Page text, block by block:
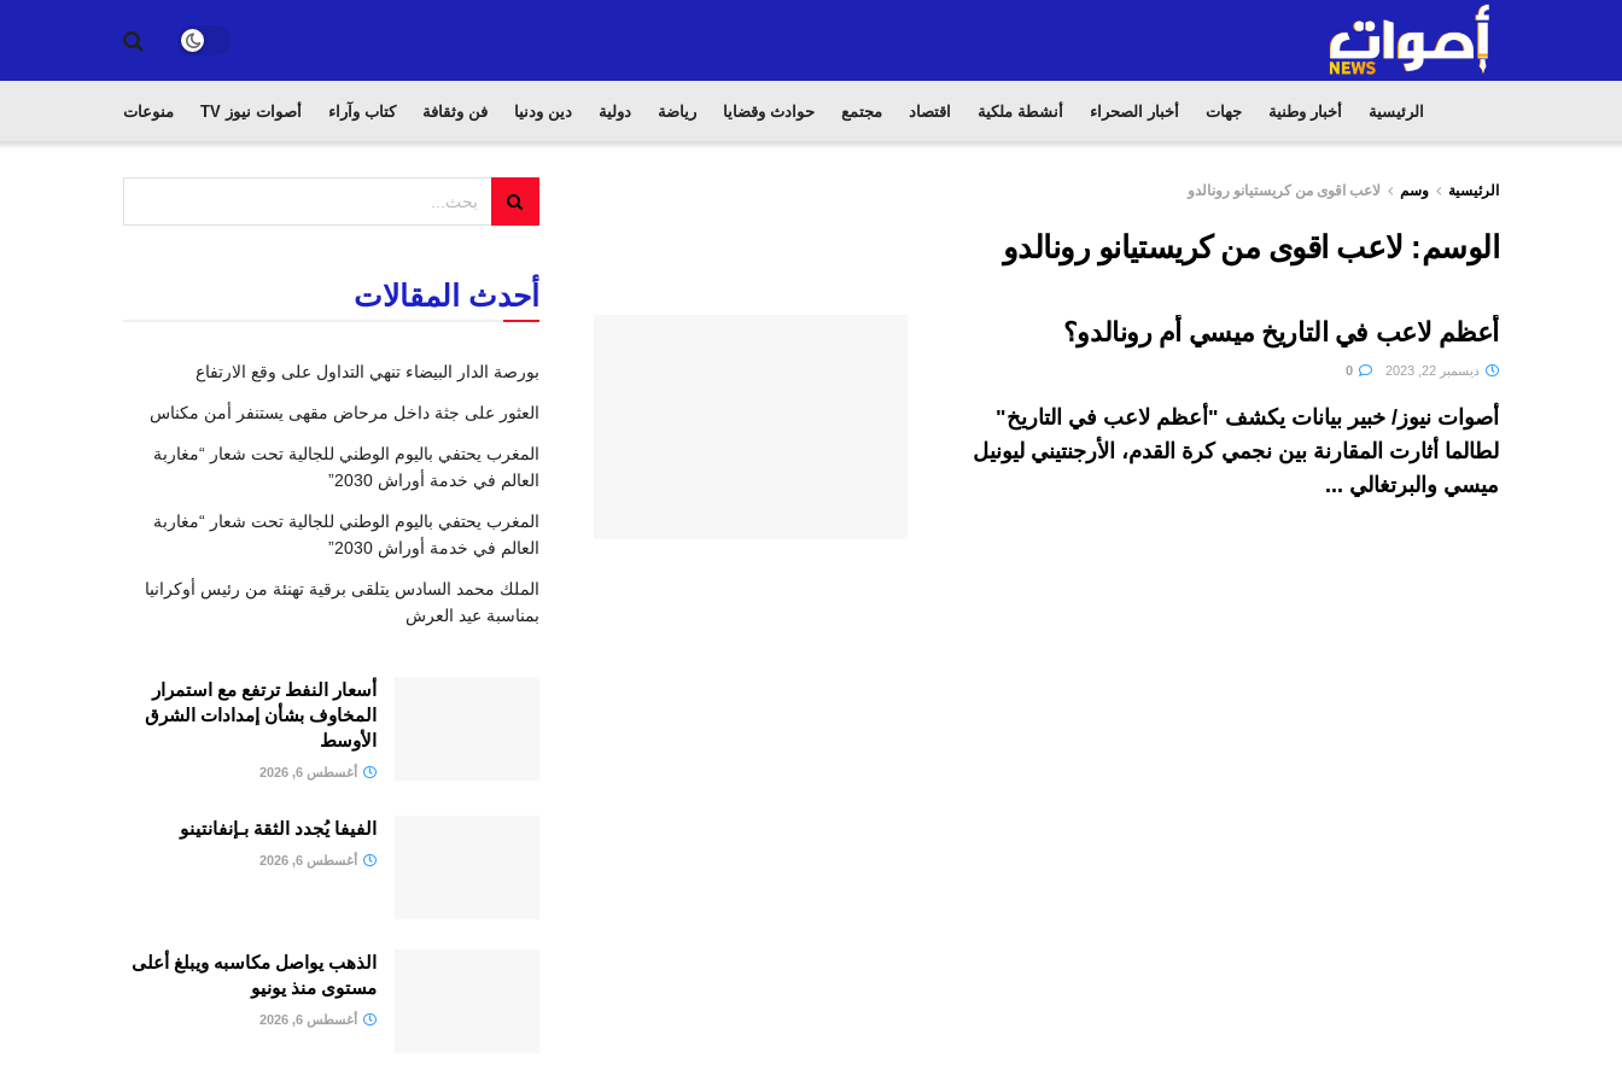
الرئيسية أخبار وطنية جهات أخبار الصحراء أنشطة ملكية اقتصاد مجتمع حوادث وقضايا رياضة دولية دين ودنيا فن وثقافة كتاب وآراء أصوات نيوز TV منوعات
الرئيسية وسم لاعب اقوى من كريستيانو رونالدو
الوسم: لاعب اقوى من كريستيانو رونالدو
أعظم لاعب في التاريخ ميسي أم رونالدو؟
ديسمبر 22, 2023
أصوات نيوز/ خبير بيانات يكشف "أعظم لاعب في التاريخ"
لطالما أثارت المقارنة بين نجمي كرة القدم، الأرجنتيني ليونيل
ميسي والبرتغالي ...
أحدث المقالات
بورصة الدار البيضاء تنهي التداول على وقع الارتفاع
العثور على جثة داخل مرحاض مقهى يستنفر أمن مكناس
المغرب يحتفي باليوم الوطني للجالية تحت شعار “مغاربة
العالم في خدمة أوراش 2030”
المغرب يحتفي باليوم الوطني للجالية تحت شعار “مغاربة
العالم في خدمة أوراش 2030”
الملك محمد السادس يتلقى برقية تهنئة من رئيس أوكرانيا
بمناسبة عيد العرش
أسعار النفط ترتفع مع استمرار
المخاوف بشأن إمدادات الشرق
الأوسط
أغسطس 6, 2026
الفيفا يُجدد الثقة بـإنفانتينو
أغسطس 6, 2026
الذهب يواصل مكاسبه ويبلغ أعلى
مستوى منذ يونيو
أغسطس 6, 2026